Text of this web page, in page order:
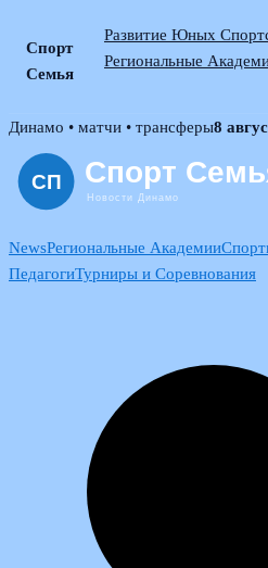
Спорт
Семья
Развитие Юных
Региональные
Skip
content
Динамо • матчи • трансферы8
NewsРегиональные Академии
ПедагогиТурниры и Соревнования